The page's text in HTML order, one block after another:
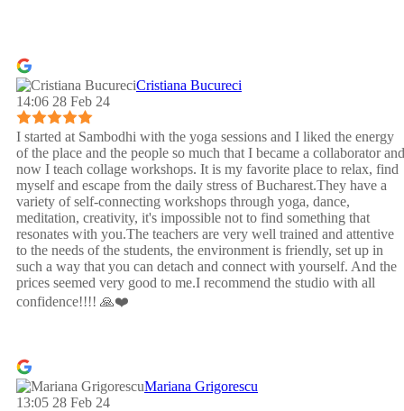
Cristiana Bucureci
14:06 28 Feb 24
I started at Sambodhi with the yoga sessions and I liked the energy
of the place and the people so much that I became a collaborator and
now I teach collage workshops. It is my favorite place to relax, find
myself and escape from the daily stress of Bucharest.They have a
variety of self-connecting workshops through yoga, dance,
meditation, creativity, it's impossible not to find something that
resonates with you.The teachers are very well trained and attentive
to the needs of the students, the environment is friendly, set up in
such a way that you can detach and connect with yourself. And the
prices seemed very good to me.I recommend the studio with all
confidence!!!! 🙏❤️
Mariana Grigorescu
13:05 28 Feb 24